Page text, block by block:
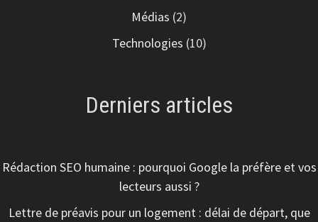
Médias (2)
Technologies (10)
Derniers articles
Rédaction SEO humaine : pourquoi Google la préfère et vos
lecteurs aussi ?
Lettre de préavis pour un logement : délai de départ, que